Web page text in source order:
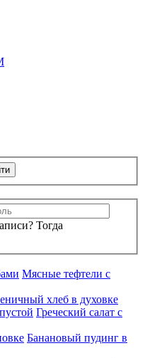
Тогда
Мясные тефтели с
хлеб в духовке
Греческий салат с
Банановый пудинг в